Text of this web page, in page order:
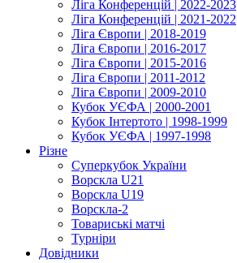
Ліга Конференцій | 2022-2023
Ліга Конференцій | 2021-2022
Ліга Європи | 2018-2019
Ліга Європи | 2016-2017
Ліга Європи | 2015-2016
Ліга Європи | 2011-2012
Ліга Європи | 2009-2010
Кубок УЄФА | 2000-2001
Кубок Інтертото | 1998-1999
Кубок УЄФА | 1997-1998
Різне
Суперкубок України
Ворскла U21
Ворскла U19
Ворскла-2
Товариські матчі
Турніри
Довідники